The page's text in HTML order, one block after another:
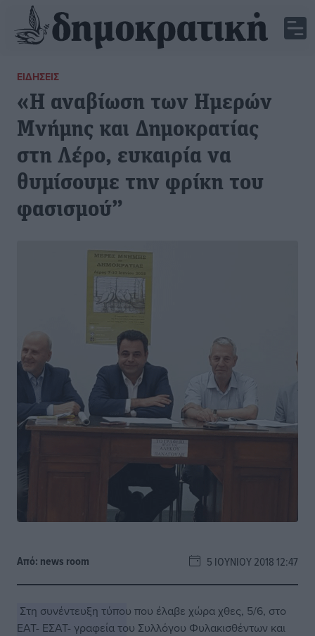
ΕΙΔΉΣΕΙΣ
«Η αναβίωση των Ημερών
Μνήμης και Δημοκρατίας
στη Λέρο, ευκαιρία να
θυμίσουμε την φρίκη του
φασισμού”
Από: news room 5 ΙΟΥΝΊΟΥ 2018 12:47
Στη συνέντευξη τύπου που έλαβε χώρα χθες, 5/6, στο
ΕΑΤ- ΕΣΑΤ- γραφεία του Συλλόγου Φυλακισθέντων και